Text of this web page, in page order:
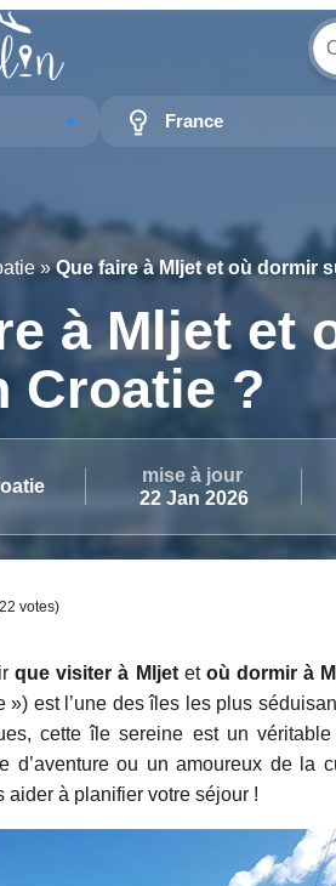
France
»Que faire à Mljet et où dormir
à Mljet et
Croatie ?
mise à jour
22 Jan 2026
votes)
que visiter à Mljetetoù dormir à
») est l’une des îles les plus
cette île sereine est un
d’aventure ou un amoureux de la
aider à planifier votre séjour !